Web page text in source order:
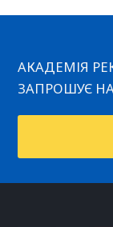
АКАДЕМІЯ
ЗАПРОШУЄ